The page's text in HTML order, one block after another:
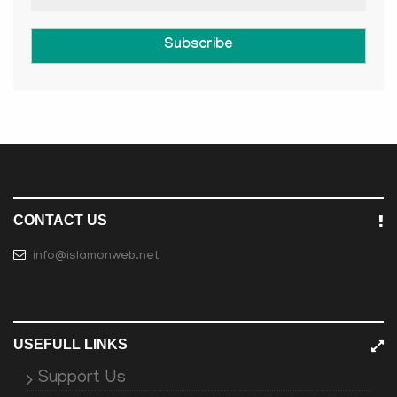
Subscribe
CONTACT US
info@islamonweb.net
USEFULL LINKS
Support Us